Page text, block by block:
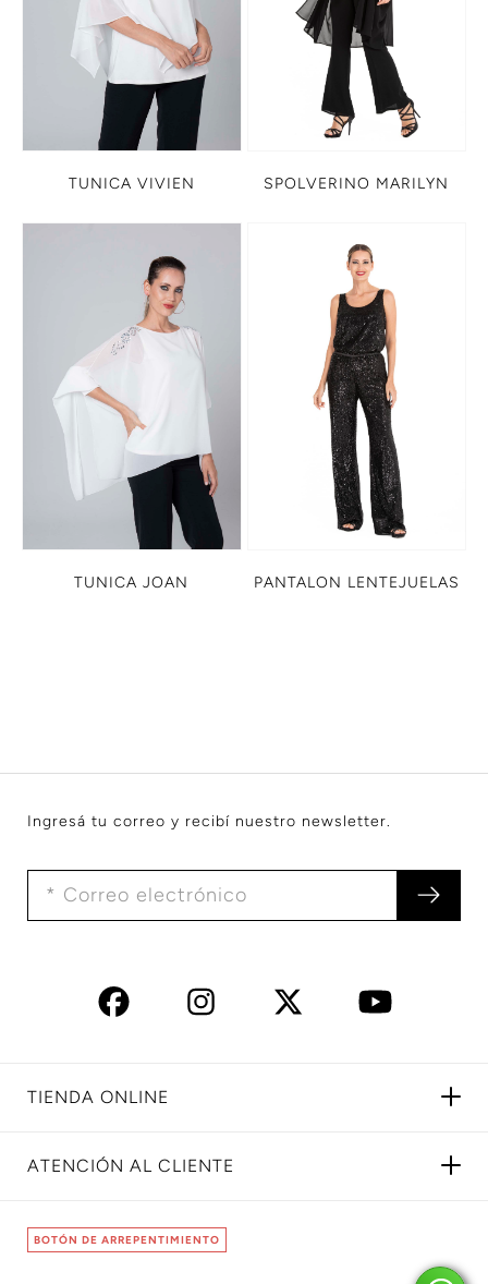
TUNICA VIVIEN SPOLVERINO MARILYN
TUNICA JOAN PANTALON LENTEJUELAS
Ingresá tu correo y recibí nuestro newsletter.
TIENDA ONLINE
ATENCIÓN AL CLIENTE
BOTÓN DE ARREPENTIMIENTO